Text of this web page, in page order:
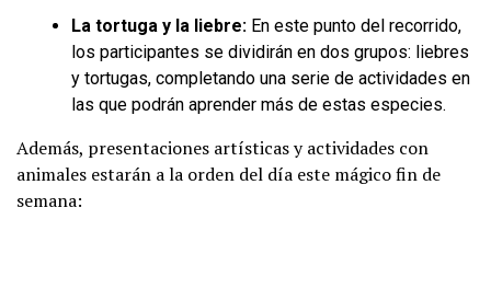
La tortuga y la liebre: En este punto del recorrido,
los participantes se dividirán en dos grupos: liebres
y tortugas, completando una serie de actividades en
las que podrán aprender más de estas especies.
Además, presentaciones artísticas y actividades con
animales estarán a la orden del día este mágico fin de
semana: